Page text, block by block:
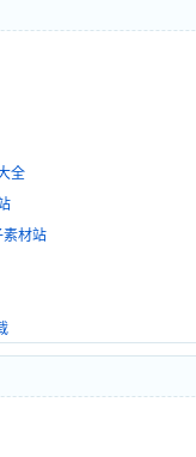
全
素材站